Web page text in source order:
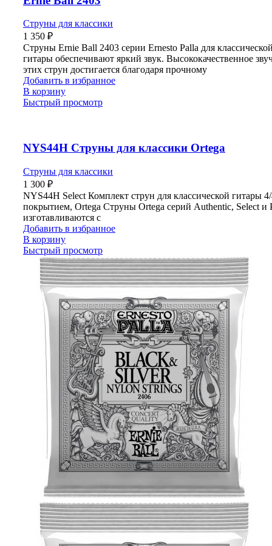
Струны для классики
1 350 ₽
Струны Ernie Ball 2403 серии Ernesto Palla для
гитары обеспечивают яркий звук. Высококачественное
этих струн достигается благодаря прочному
Добавить в избранное
В корзину
Быстрый просмотр
NYS44H Струны для классики Ortega
Струны для классики
1 300 ₽
NYS44H Select Комплект струн для классической гитары
покрытием, Ortega Струны Ortega серий Authentic, Select и
изготавливаются с
Добавить в избранное
В корзину
Быстрый просмотр